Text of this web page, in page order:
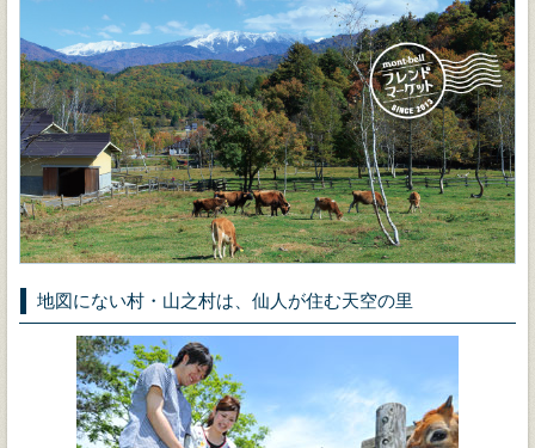
地図にない村・山之村は、仙人が住む天空の里